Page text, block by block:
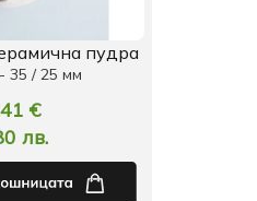
пудра
35 / 25 мм
€
лв.